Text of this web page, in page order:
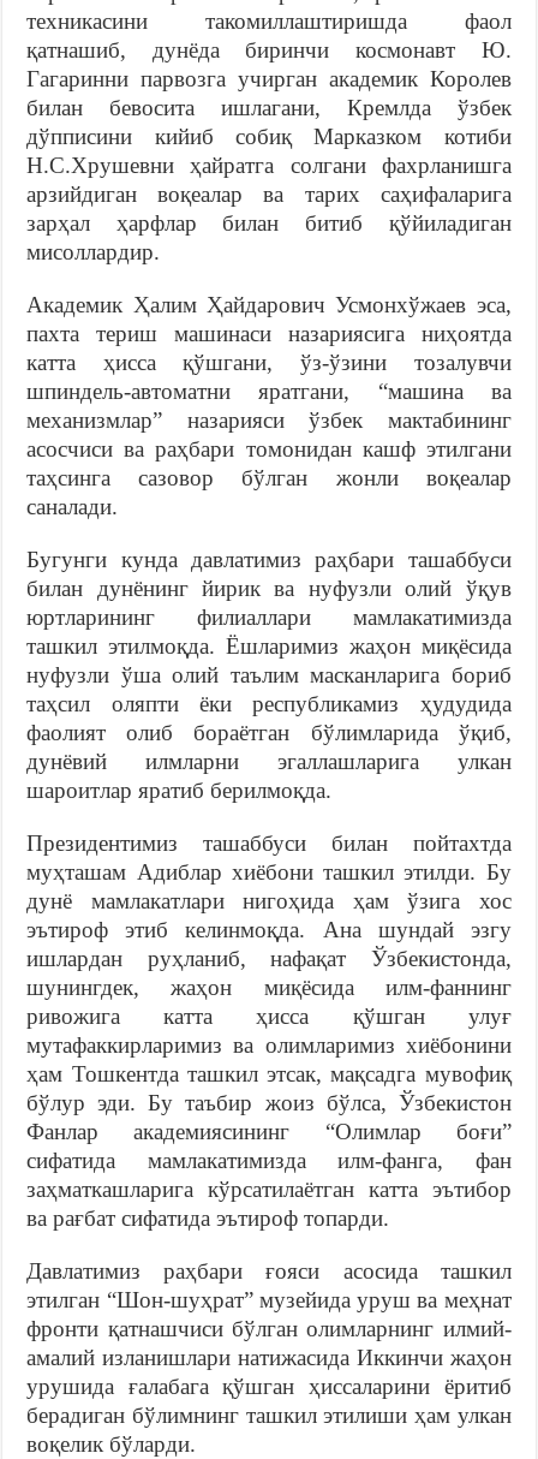
техникасини такомиллаштиришда фаол
қатнашиб, дунёда биринчи космонавт Ю.
Гагаринни парвозга учирган академик Королев
билан бевосита ишлагани, Кремлда ўзбек
дўпписини кийиб собиқ Марказком котиби
Н.С.Хрушевни ҳайратга солгани фахрланишга
арзийдиган воқеалар ва тарих саҳифаларига
зарҳал ҳарфлар билан битиб қўйиладиган
мисоллардир.
Академик Ҳалим Ҳайдарович Усмонхўжаев эса,
пахта териш машинаси назариясига ниҳоятда
катта ҳисса қўшгани, ўз-ўзини тозалувчи
шпиндель-автоматни яратгани, “машина ва
механизмлар” назарияси ўзбек мактабининг
асосчиси ва раҳбари томонидан кашф этилгани
таҳсинга сазовор бўлган жонли воқеалар
саналади.
Бугунги кунда давлатимиз раҳбари ташаббуси
билан дунёнинг йирик ва нуфузли олий ўқув
юртларининг филиаллари мамлакатимизда
ташкил этилмоқда. Ёшларимиз жаҳон миқёсида
нуфузли ўша олий таълим масканларига бориб
таҳсил оляпти ёки республикамиз ҳудудида
фаолият олиб бораётган бўлимларида ўқиб,
дунёвий илмларни эгаллашларига улкан
шароитлар яратиб берилмоқда.
Президентимиз ташаббуси билан пойтахтда
муҳташам Адиблар хиёбони ташкил этилди. Бу
дунё мамлакатлари нигоҳида ҳам ўзига хос
эътироф этиб келинмоқда. Ана шундай эзгу
ишлардан руҳланиб, нафақат Ўзбекистонда,
шунингдек, жаҳон миқёсида илм-фаннинг
ривожига катта ҳисса қўшган улуғ
мутафаккирларимиз ва олимларимиз хиёбонини
ҳам Тошкентда ташкил этсак, мақсадга мувофиқ
бўлур эди. Бу таъбир жоиз бўлса, Ўзбекистон
Фанлар академиясининг “Олимлар боғи”
сифатида мамлакатимизда илм-фанга, фан
заҳматкашларига кўрсатилаётган катта эътибор
ва рағбат сифатида эътироф топарди.
Давлатимиз раҳбари ғояси асосида ташкил
этилган “Шон-шуҳрат” музейида уруш ва меҳнат
фронти қатнашчиси бўлган олимларнинг илмий-
амалий изланишлари натижасида Иккинчи жаҳон
урушида ғалабага қўшган ҳиссаларини ёритиб
берадиган бўлимнинг ташкил этилиши ҳам улкан
воқелик бўларди.